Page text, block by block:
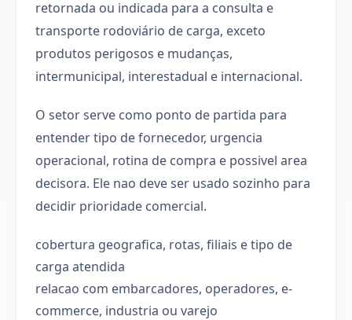
retornada ou indicada para a consulta e
transporte rodoviário de carga, exceto
produtos perigosos e mudanças,
intermunicipal, interestadual e internacional.
O setor serve como ponto de partida para
entender tipo de fornecedor, urgencia
operacional, rotina de compra e possivel area
decisora. Ele nao deve ser usado sozinho para
decidir prioridade comercial.
cobertura geografica, rotas, filiais e tipo de
carga atendida
relacao com embarcadores, operadores, e-
commerce, industria ou varejo